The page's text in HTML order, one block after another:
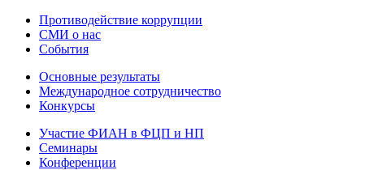
Противодействие коррупции
СМИ о нас
События
Основные результаты
Международное сотрудничество
Конкурсы
Участие ФИАН в ФЦП и НП
Семинары
Конференции